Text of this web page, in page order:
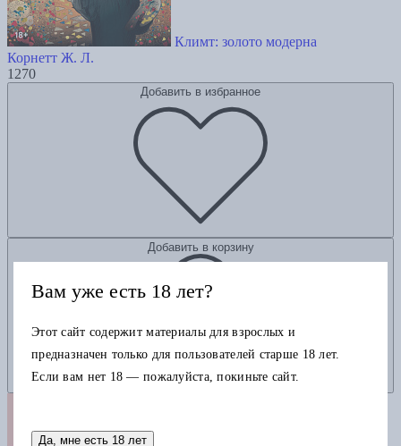
Климт: золото модерна
Корнетт Ж. Л.
1270
Добавить в избранное
Добавить в корзину
Вам уже есть 18 лет?
Этот сайт содержит материалы для взрослых и
предназначен только для пользователей старше 18 лет.
Если вам нет 18 — пожалуйста, покиньте сайт.
Да, мне есть 18 лет